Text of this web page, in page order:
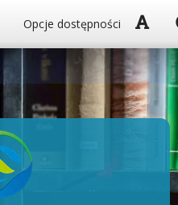
Opcje dostępności